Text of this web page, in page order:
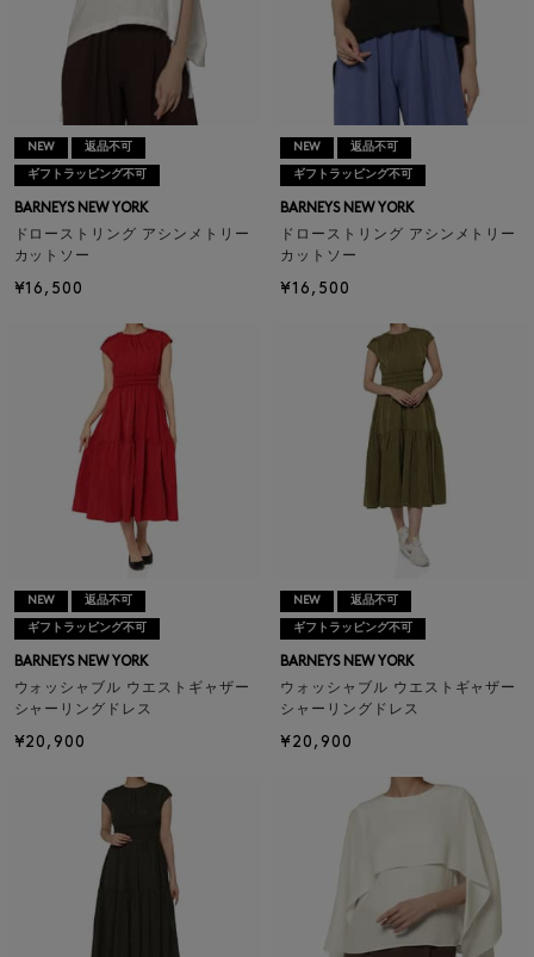
NEW 返品不可
ギフトラッピング不可
BARNEYS NEW YORK
ドローストリング アシンメトリー
カットソー
¥16,500
NEW 返品不可
ギフトラッピング不可
BARNEYS NEW YORK
ドローストリング アシンメトリー
カットソー
¥16,500
NEW 返品不可
ギフトラッピング不可
BARNEYS NEW YORK
ウォッシャブル ウエストギャザー
シャーリングドレス
¥20,900
NEW 返品不可
ギフトラッピング不可
BARNEYS NEW YORK
ウォッシャブル ウエストギャザー
シャーリングドレス
¥20,900